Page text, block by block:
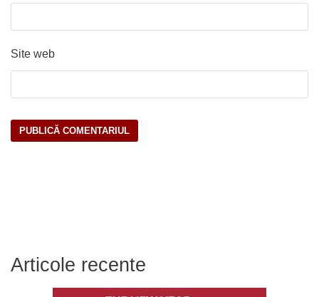
Site web
Articole recente